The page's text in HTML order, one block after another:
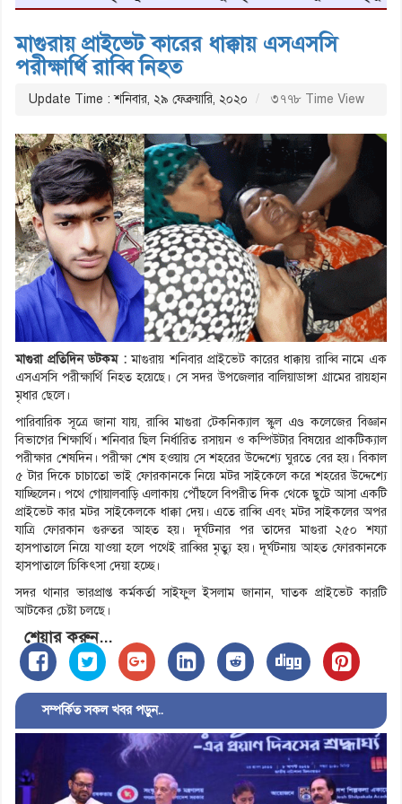
মাগুরায় প্রাইভেট কারের ধাক্কায় এসএসসি
পরীক্ষার্থি রাব্বি নিহত
Update Time : শনিবার, ২৯ ফেব্রুয়ারি, ২০২০ ৩৭৭৮ Time View
মাগুরা প্রতিদিন ডটকম :মাগুরায় শনিবার প্রাইভেট কারের ধাক্কায় রাব্বি নামে এক
এসএসসি পরীক্ষার্থি নিহত হয়েছে। সে সদর উপজেলার বালিয়াডাঙ্গা গ্রামের রায়হান
মৃধার ছেলে।
পারিবারিক সূত্রে জানা যায়, রাব্বি মাগুরা টেকনিক্যাল স্কুল এণ্ড কলেজের বিজ্ঞান
বিভাগের শিক্ষার্থি। শনিবার ছিল নির্ধারিত রসায়ন ও কম্পিউটার বিষয়ের প্রাকটিক্যাল
পরীক্ষার শেষদিন। পরীক্ষা শেষ হওয়ায় সে শহরের উদ্দেশ্যে ঘুরতে বের হয়। বিকাল
৫ টার দিকে চাচাতো ভাই ফোরকানকে নিয়ে মটর সাইকেলে করে শহরের উদ্দেশ্যে
যাচ্ছিলেন। পথে গোয়ালবাড়ি এলাকায় পৌঁছলে বিপরীত দিক থেকে ছুটে আসা একটি
প্রাইভেট কার মটর সাইকেলকে ধাক্কা দেয়। এতে রাব্বি এবং মটর সাইকলের অপর
যাত্রি ফোরকান গুরুতর আহত হয়। দূর্ঘটনার পর তাদের মাগুরা ২৫০ শয্যা
হাসপাতালে নিয়ে যাওয়া হলে পথেই রাব্বির মৃত্যু হয়। দূর্ঘটনায় আহত ফোরকানকে
হাসপাতালে চিকিৎসা দেয়া হচ্ছে।
সদর থানার ভারপ্রাপ্ত কর্মকর্তা সাইফুল ইসলাম জানান, ঘাতক প্রাইভেট কারটি
আটকের চেষ্টা চলছে।
শেয়ার করুন...
সম্পর্কিত সকল খবর পড়ুন..